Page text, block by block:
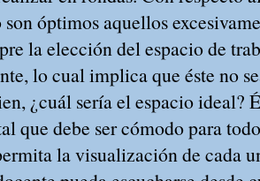
óptimos aquellos
la elección del espacio de
lo cual implica que éste no
¿cuál sería el espacio ideal?
que debe ser cómodo para
la visualización de cada